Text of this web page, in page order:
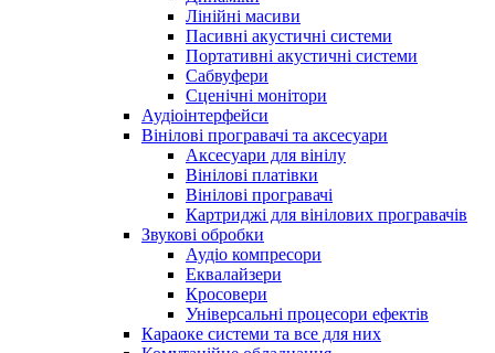
Лінійні масиви
Пасивні акустичні системи
Портативні акустичні системи
Сабвуфери
Сценічні монітори
Аудіоінтерфейси
Вінілові програвачі та аксесуари
Аксесуари для вінілу
Вінілові платівки
Вінілові програвачі
Картриджі для вінілових програвачів
Звукові обробки
Аудіо компресори
Еквалайзери
Кросовери
Універсальні процесори ефектів
Караоке системи та все для них